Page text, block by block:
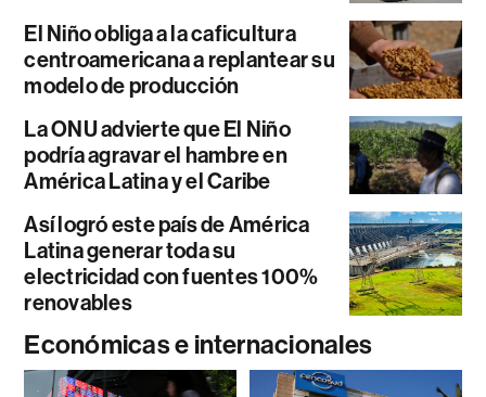
El Niño obliga a la caficultura
centroamericana a replantear su
modelo de producción
La ONU advierte que El Niño
podría agravar el hambre en
América Latina y el Caribe
Así logró este país de América
Latina generar toda su
electricidad con fuentes 100%
renovables
Económicas e internacionales